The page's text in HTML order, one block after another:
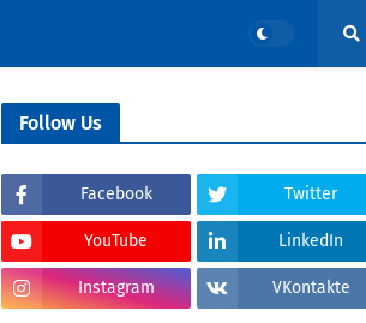
Follow Us
Facebook Twitter
YouTube LinkedIn
Instagram VKontakte